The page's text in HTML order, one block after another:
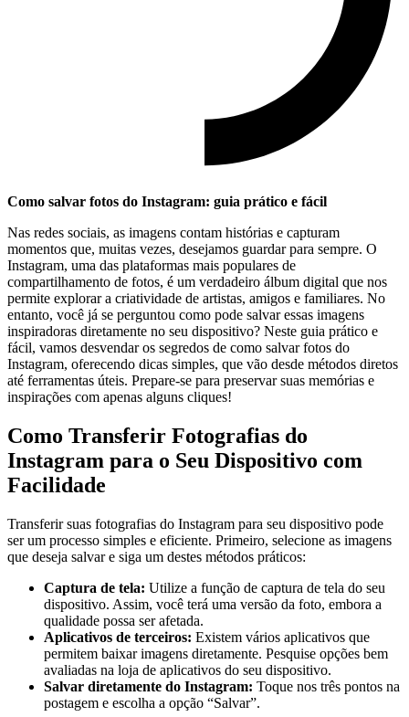
Como salvar ​fotos ⁣do Instagram: guia prático e fácil
Nas redes sociais, ​as ​imagens contam histórias e capturam
momentos que, muitas vezes, desejamos guardar ‌para sempre. O⁢
Instagram, uma das plataformas mais populares de
compartilhamento de⁢ fotos, é um verdadeiro álbum‌ digital que nos
permite explorar a criatividade de artistas, amigos e familiares. No
entanto, você já se perguntou como ⁤pode salvar essas imagens
⁤inspiradoras diretamente no seu​ dispositivo? Neste guia ⁤prático ⁣e
fácil, vamos desvendar os⁢ segredos de como salvar fotos do‍
Instagram, oferecendo⁣ dicas simples, que vão desde métodos diretos
até‍ ferramentas úteis. Prepare-se para preservar‍ suas memórias e
inspirações‌ com apenas ⁤alguns‍ cliques!
Como Transferir Fotografias do
Instagram para‌ o Seu Dispositivo com
Facilidade
Transferir suas ⁤fotografias do Instagram para seu dispositivo pode
ser um processo simples e eficiente. Primeiro,⁤ selecione ⁤as imagens
que⁢ deseja salvar‌ e siga um destes métodos práticos:
Captura de tela: Utilize a função⁤ de captura de‍ tela ⁢do seu
dispositivo.⁣ Assim, você terá⁢ uma versão da foto, embora a
qualidade possa ser afetada.
Aplicativos de terceiros: Existem vários ⁣aplicativos que
permitem​ baixar imagens diretamente. Pesquise opções bem
avaliadas na loja de aplicativos⁢ do seu dispositivo.
Salvar diretamente ‌do Instagram: Toque nos​ três pontos​ na
postagem e escolha a opção “Salvar”.